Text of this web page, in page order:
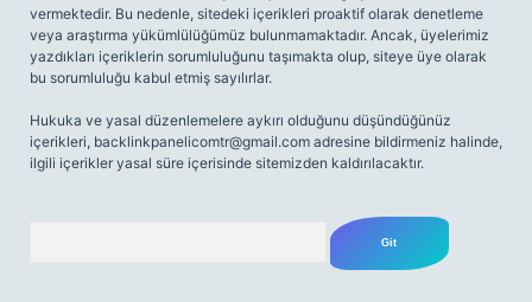
vermektedir. Bu nedenle, sitedeki içerikleri proaktif olarak denetleme
veya araştırma yükümlülüğümüz bulunmamaktadır. Ancak, üyelerimiz
yazdıkları içeriklerin sorumluluğunu taşımakta olup, siteye üye olarak
bu sorumluluğu kabul etmiş sayılırlar.
Hukuka ve yasal düzenlemelere aykırı olduğunu düşündüğünüz
içerikleri, backlinkpanelicomtr@gmail.com adresine bildirmeniz halinde,
ilgili içerikler yasal süre içerisinde sitemizden kaldırılacaktır.